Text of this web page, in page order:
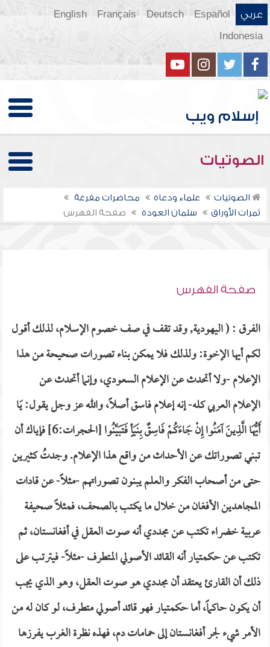
عربي Español
Deutsch
Français
English
Indonesia
الصوتيات
الصوتيات علماء ودعاة
محاضرات مفرغة
ثمرات الأوراق
سلمان العودة صفحة الفهرس
صفحة الفهرس
الفرق : ( اليهودية, وقد تقف في صف خصوم الإسلام، لذلك أقول
لكم أيها الإخوة: ولذلك فلا يمكن بناء تصورات صحيحة من هذا
الإعلام -ولا أتحدث عن الإعلام السعودي، وإنما أتحدث عن
الإعلام العربي كله- إنه إعلام فاسق أصلاً، والله عز وجل يقول: يَا
أَيُّهَا الَّذِينَ آمَنُوا إِنْ جَاءَكُمْ فَاسِقٌ بِنَبَأٍ فَتَبَيَّنُوا [الحجرات:6] فإياك أن
تبني تصوراتك عن الأحداث من واقع هذا الإعلام. وجدتُ كثيرين
حتى من أصحاب الفكر والعلم يبنون تصوراتهم -مثلاً- عن قادات
المجاهدين الأفغان من خلال ما يكتب بالصحف، فمثلاً صحيفة
عربية خضراء تكتب عن مجددي أنه صوت العقل في أفغانستان، ثم
تكتب عن حكمتيار أنه القائد الأصولي المتطرف -مثلاً- فيترتب على
ذلك أن القارئ يعتقد أن مجددي هو صوت العقل، وهو الذي يجب
أن يكون حاكماً، أما حكمتيار فهو قائد أصولي متطرف، لو كان له من
الأمر شيء لجر أفغانستان إلى حمامات دم، فهذه نظرة الغرب يفرزها